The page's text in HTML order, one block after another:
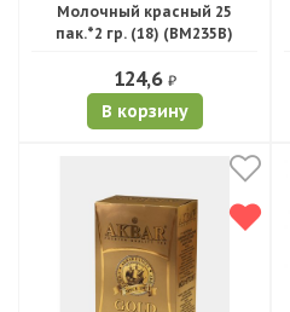
Молочный красный 25
пак.*2 гр. (18) (ВМ235B)
124,6 ₽
В корзину